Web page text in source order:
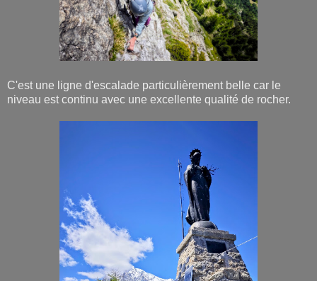
C'est une ligne d'escalade particulièrement belle car le
niveau est continu avec une excellente qualité de rocher.